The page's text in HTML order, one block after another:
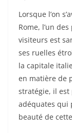
Lorsque l’on
Rome, l’un
visiteurs est
ses ruelles
la capitale
en matière de
stratégie, il est
adéquates qui
beauté de